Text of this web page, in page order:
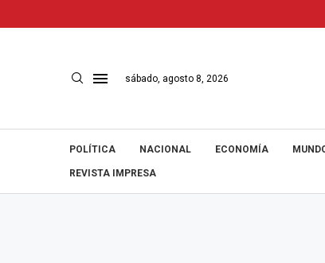
sábado, agosto 8, 2026
POLÍTICA NACIONAL ECONOMÍA
REVISTA IMPRESA